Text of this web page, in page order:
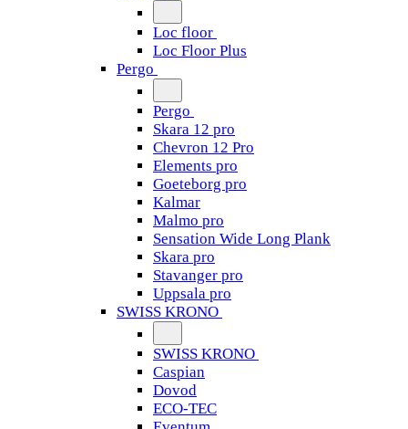
Loc floor
Loc Floor Plus
Pergo
Pergo
Skara 12 pro
Chevron 12 Pro
Elements pro
Goeteborg pro
Kalmar
Malmo pro
Sensation Wide Long Plank
Skara pro
Stavanger pro
Uppsala pro
SWISS KRONO
SWISS KRONO
Caspian
Dovod
ECO-TEC